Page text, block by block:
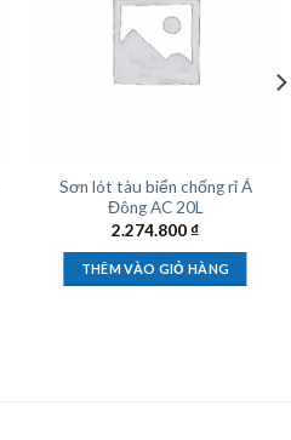
Sơn lót tàu biển chống rỉ Á
Đông AC 20L
2.274.800₫
THÊM VÀO GIỎ HÀNG